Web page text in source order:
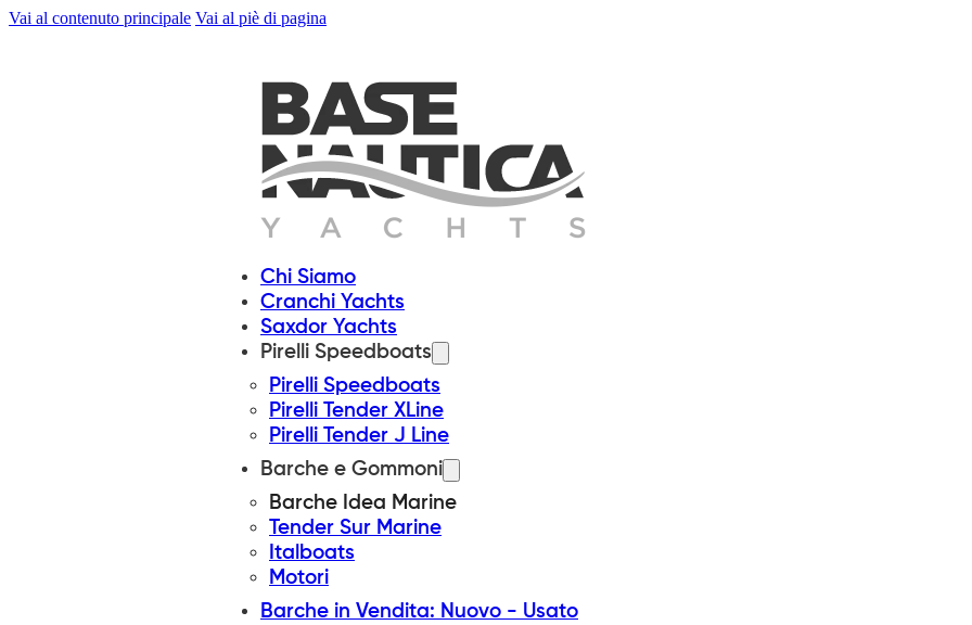
Vai al contenuto principale Vai al piè di pagina
Chi Siamo
Cranchi Yachts
Saxdor Yachts
Pirelli Speedboats
Pirelli Speedboats
Pirelli Tender XLine
Pirelli Tender J Line
Barche e Gommoni
Barche Idea Marine
Tender Sur Marine
Italboats
Motori
Barche in Vendita: Nuovo - Usato